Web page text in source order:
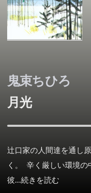
鬼束ちひろ
月光
辻口家の人間達を通し
く。 辛く厳しい環境の
彼...続きを読む